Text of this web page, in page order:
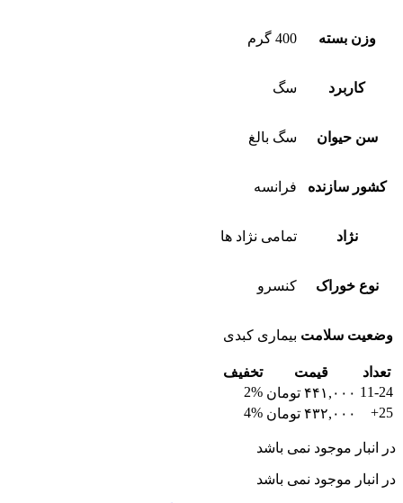
وزن بسته 400 گرم
کاربرد سگ
سن حیوان سگ بالغ
کشور سازنده فرانسه
نژاد تمامی نژاد ها
نوع خوراک کنسرو
وضعیت سلامت بیماری کبدی
تعداد قیمت
تخفیف
11-24 ۴۴۱,۰۰۰ تومان 2%
25+
۴۳۲,۰۰۰ تومان 4%
در انبار موجود نمی باشد
در انبار موجود نمی باشد